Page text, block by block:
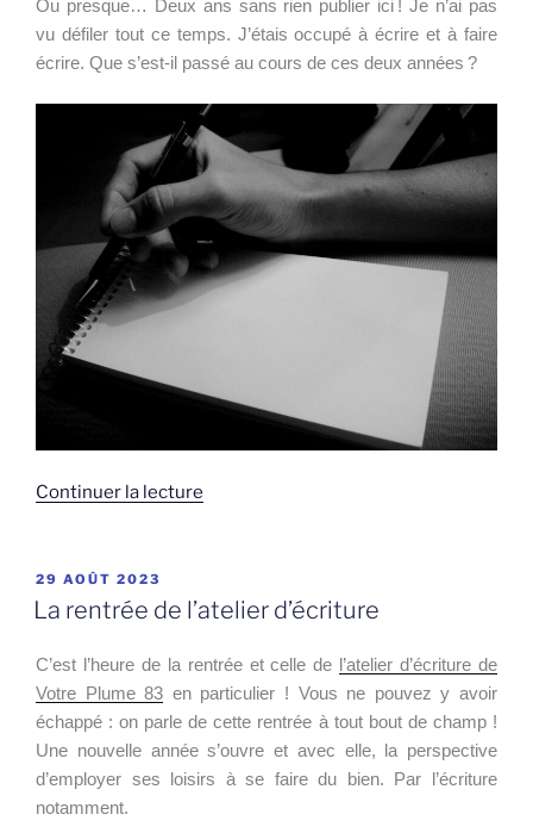
Ou presque… Deux ans sans rien publier ici ! Je n’ai pas
vu défiler tout ce temps. J’étais occupé à écrire et à faire
écrire. Que s’est-il passé au cours de ces deux années ?
Continuer la lecture
PUBLIÉ
LE
29 AOÛT 2023
La rentrée de l’atelier d’écriture
C’est l’heure de la rentrée et celle de l’atelier d’écriture de
Votre Plume 83 en particulier ! Vous ne pouvez y avoir
échappé : on parle de cette rentrée à tout bout de champ !
Une nouvelle année s’ouvre et avec elle, la perspective
d’employer ses loisirs à se faire du bien. Par l’écriture
notamment.